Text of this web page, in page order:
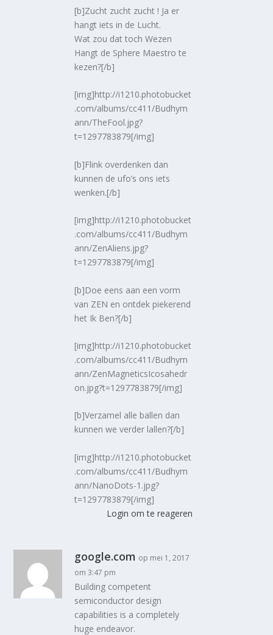
[b]Zucht zucht zucht ! Ja er
hangt iets in de Lucht.
Wat zou dat toch Wezen
Hangt de Sphere Maestro te
kezen?[/b]
[img]http://i1210.photobucket
.com/albums/cc411/Budhym
ann/TheFool.jpg?
t=1297783879[/img]
[b]Flink overdenken dan
kunnen de ufo’s ons iets
wenken.[/b]
[img]http://i1210.photobucket
.com/albums/cc411/Budhym
ann/ZenAliens.jpg?
t=1297783879[/img]
[b]Doe eens aan een vorm
van ZEN en ontdek piekerend
het Ik Ben?[/b]
[img]http://i1210.photobucket
.com/albums/cc411/Budhym
ann/ZenMagneticsIcosahedr
on.jpg?t=1297783879[/img]
[b]Verzamel alle ballen dan
kunnen we verder lallen?[/b]
[img]http://i1210.photobucket
.com/albums/cc411/Budhym
ann/NanoDots-1.jpg?
t=1297783879[/img]
Login om te reageren
google.com op mei 1, 2017
om 3:47 pm
Building competent
semiconductor design
capabilities is a completely
huge endeavor.